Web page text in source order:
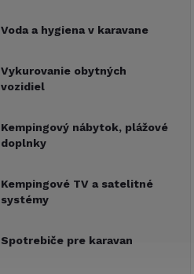
Voda a hygiena v karavane
Vykurovanie obytných
vozidiel
Kempingový nábytok, plážové
doplnky
Kempingové TV a satelitné
systémy
Spotrebiče pre karavan